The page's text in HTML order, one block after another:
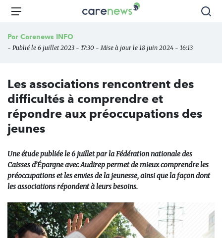
Aller
principal
Carenews,
des
Menu
Par Carenews INFO
- Publié le 6 juillet 2023 - 17:30 - Mise à jour le 18 juin 2024 - 16:13
Les associations rencontrent des
difficultés à comprendre et
répondre aux préoccupations des
jeunes
Une étude publiée le 6 juillet par la Fédération nationale des
Caisses d’Épargne avec Audirep permet de mieux comprendre les
préoccupations et les envies de la jeunesse, ainsi que la façon dont
les associations répondent à leurs besoins.